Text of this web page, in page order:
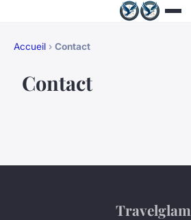
Accueil › Contact
Contact
Travelglam